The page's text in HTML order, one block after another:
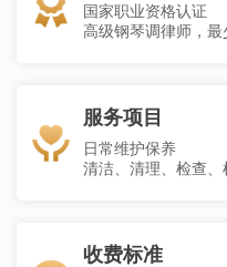
国家职业资格认证
高级钢琴调律师，
服务项目
日常维护保养
清洁、清理、检查、
收费标准